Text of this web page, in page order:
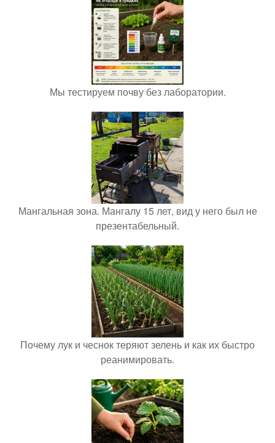
Мы тестируем почву без лаборатории.
Мангальная зона. Мангалу 15 лет, вид у него был не
презентабельный.
Почему лук и чеснок теряют зелень и как их быстро
реанимировать.